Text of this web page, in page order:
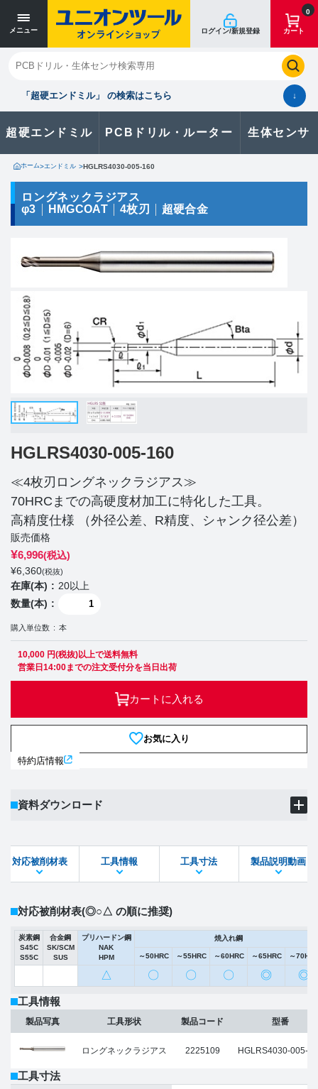
メニュー ログイン/新規登録
0
カート
「超硬エンドミル」 の検索はこちら ↓
超硬エンドミル PCBドリル・ルーター 生体センサ
閉じる
お気に入り クイックオーダー 購入履歴
製品に関するお問い合わせはこちら
お問い合わせ
カタログ一覧
ホーム>エンドミル >HGLRS4030-005-160
ロングネックラジアス
φ3
HMGCOAT 4枚刃 超硬合金
HGLRS4030-005-160
≪4枚刃ロングネックラジアス≫
70HRCまでの高硬度材加工に特化した工具。
高精度仕様 （外径公差、R精度、シャンク径公差）
販売価格
¥6,996(税込)
¥6,360(税抜)
在庫(本)
20以上
数量(本)
購入単位数 本
10,000 円(税抜)以上で送料無料
営業日14:00までの注文受付分を当日出荷
カートに入れる
お気に入り
特約店情報
資料ダウンロード
STEPファイル DXFファイル
対応被削材表 工具情報 工具寸法 製品説明動画
対応被削材表(◎○△ の順に推奨)
炭素鋼
S45C
S55C
合金鋼
SK/SCM
SUS
プリハードン鋼
NAK
HPM
焼入れ鋼
～50HRC ～55HRC ～60HRC ～65HRC ～
△ 〇 〇 〇 ◎ ◎
工具情報
寸法単位 [mm]
製品写真 工具形状
ロングネックラジアス
製品コード
2225109
型番
HGLRS4030-005-
工具寸法
寸法単位 [mm]